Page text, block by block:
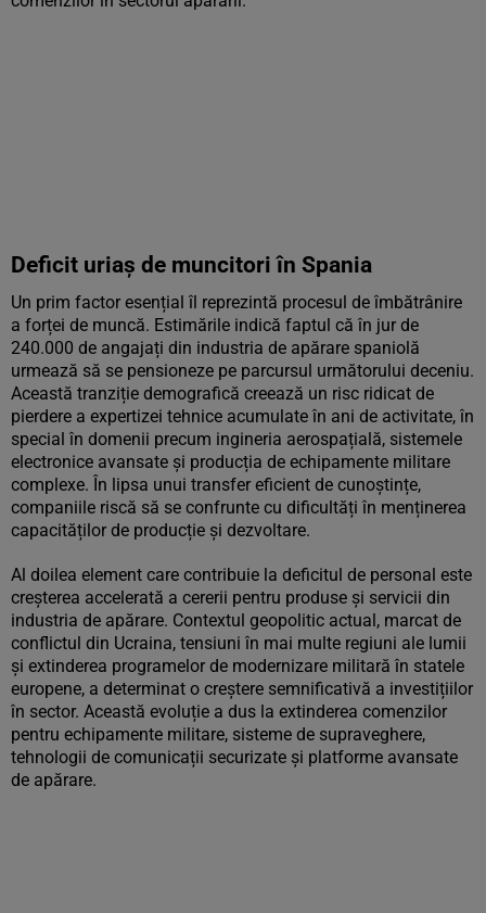
Deficit uriaș de muncitori în Spania
Un prim factor esențial îl reprezintă procesul de îmbătrânire
a forței de muncă. Estimările indică faptul că în jur de
240.000 de angajați din industria de apărare spaniolă
urmează să se pensioneze pe parcursul următorului deceniu.
Această tranziție demografică creează un risc ridicat de
pierdere a expertizei tehnice acumulate în ani de activitate, în
special în domenii precum ingineria aerospațială, sistemele
electronice avansate și producția de echipamente militare
complexe. În lipsa unui transfer eficient de cunoștințe,
companiile riscă să se confrunte cu dificultăți în menținerea
capacităților de producție și dezvoltare.
Al doilea element care contribuie la deficitul de personal este
creșterea accelerată a cererii pentru produse și servicii din
industria de apărare. Contextul geopolitic actual, marcat de
conflictul din Ucraina, tensiuni în mai multe regiuni ale lumii
și extinderea programelor de modernizare militară în statele
europene, a determinat o creștere semnificativă a investițiilor
în sector. Această evoluție a dus la extinderea comenzilor
pentru echipamente militare, sisteme de supraveghere,
tehnologii de comunicații securizate și platforme avansate
de apărare.